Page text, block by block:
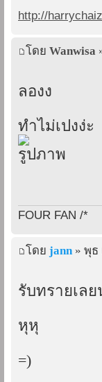
http://
โดย Wanwisa
ลองง
ทำไม่เปงง่ะ
FOUR FAN /*
โดย jann» พุธ
รับทรายเลย
หุหุ
=)